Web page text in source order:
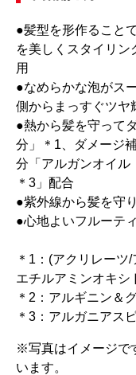
●髪型を形作ること
を美しくスタイリ
用
●なめらかな泡がス
側からまっすぐツヤ
●熱から髪を守って
分」＊1、ダメージ
分「アルガンオイル
＊3」配合
●紫外線から髪を守
●心地よいフルーテ
＊1：(アクリレーツ
エチルアミンオキシ
＊2：アルギニン＆
＊3：アルガニアス
※写真はイメージで
います。